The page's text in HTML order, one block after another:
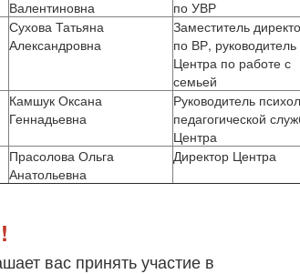
Валентиновна
по УВР
Сухова Татьяна
Александровна
Заместитель
по ВР, руководитель
Центра по работе с
семьей
Камшук Оксана
Геннадьевна
Руководитель
педагогической
Центра
Прасолова Ольга
Анатольевна
Директор Центра
вас принять участие в